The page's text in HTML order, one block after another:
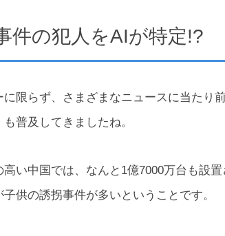
件の犯人をAIが特定!?
限らず、さまざまなニュースに当たり
普及してきましたね。
高い中国では、なんと1億7000万台も設
供の誘拐事件が多いということです。